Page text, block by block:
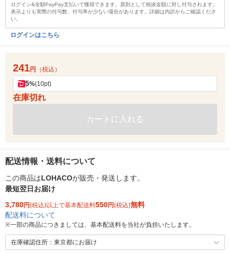
ログイン&全額PayPay支払いで獲得できます。原則として税抜金額に対し付与されます。
表示よりも実際の付与数、付与率が少ない場合があります。詳細は内訳からご確認くださ
い。
ログインはこちら
241円 （税込）
5%(10pt)
在庫切れ
カートに入れる
配送情報・送料について
この商品はLOHACOが販売・発送します。
最短翌日お届け
3,780円(税込)以上で基本配送料550円(税込)無料
配送料について
※一部の商品につきましては、基本配送料を当社が負担いたします。
在庫確認住所：東京都にお届け